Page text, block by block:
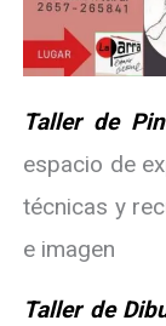
Taller de
espacio de
técnicas y
e imagen
Taller de